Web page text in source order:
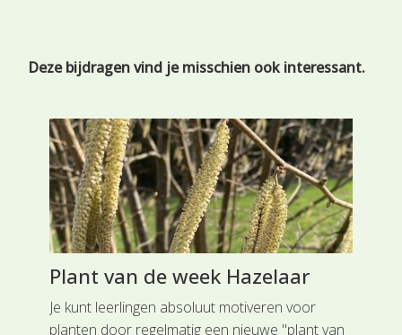
Deze bijdragen vind je misschien ook interessant.
Plant van de week Hazelaar
Je kunt leerlingen absoluut motiveren voor
planten door regelmatig een nieuwe "plant van